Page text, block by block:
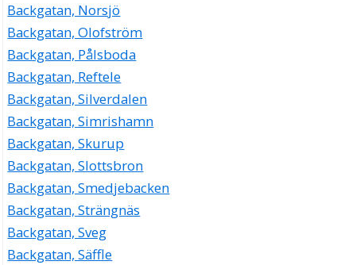
Backgatan, Norsjö
Backgatan, Olofström
Backgatan, Pålsboda
Backgatan, Reftele
Backgatan, Silverdalen
Backgatan, Simrishamn
Backgatan, Skurup
Backgatan, Slottsbron
Backgatan, Smedjebacken
Backgatan, Strängnäs
Backgatan, Sveg
Backgatan, Säffle